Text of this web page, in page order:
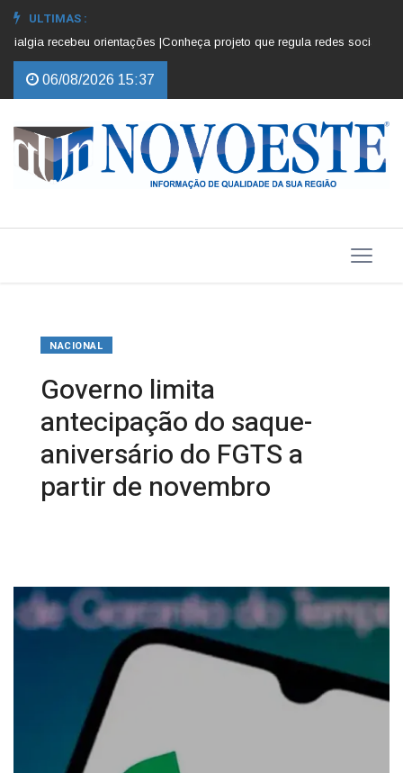
ULTIMAS :
recebeu orientações |Conheça projeto que regula redes sociais
06/08/2026 15:37
NACIONAL
Governo limita
antecipação do saque-
aniversário do FGTS a
partir de novembro